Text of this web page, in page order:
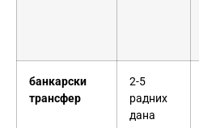
банкарски
трансфер
2-5
радних
дана